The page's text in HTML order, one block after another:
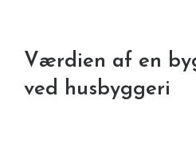
Værdien af en
ved husbyggeri